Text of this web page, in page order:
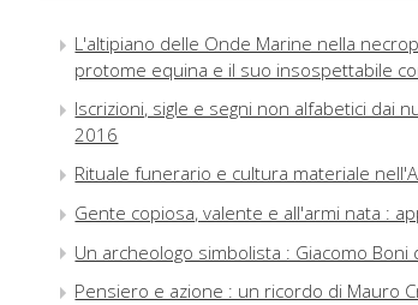
L'altipiano delle Onde Marine nella
protome equina e il suo insospettabile
Iscrizioni, sigle e segni non alfabetici dai
2016
Rituale funerario e cultura materiale
Gente copiosa, valente e all'armi nata :
Un archeologo simbolista : Giacomo Boni
Pensiero e azione : un ricordo di Mauro